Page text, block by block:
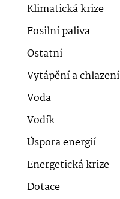
Klimatická krize
Fosilní paliva
Ostatní
Vytápění a chlazení
Voda
Vodík
Úspora energií
Energetická krize
Dotace